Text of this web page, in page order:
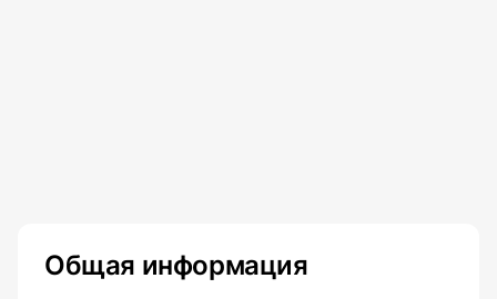
Общая информация